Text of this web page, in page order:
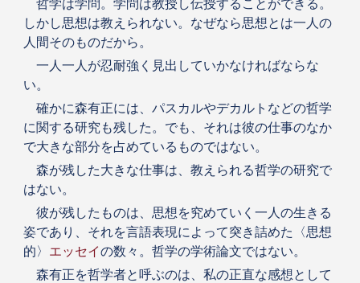
哲学は学問。学問は教授し伝授することができる。
しかし思想は教えられない。なぜなら思想とは一人の
人間そのものだから。
一人一人が忍耐強く見出していかなければならな
い。
確かに森有正には、パスカルやデカルトなどの哲学
に関する研究も残した。でも、それは彼の仕事のなか
で大きな部分を占めているものではない。
森が残した大きな仕事は、教えられる哲学の研究で
はない。
彼が残したものは、思想を究めていく一人の生きる
姿であり、それを言語表現によって突き詰めた〈思想
的〉 エッセイの数々。哲学の学術論文ではない。
森有正を哲学者と呼ぶのは、私の正直な感想として